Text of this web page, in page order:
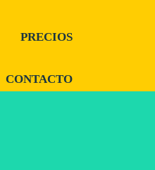
PRECIOS
CONTACTO